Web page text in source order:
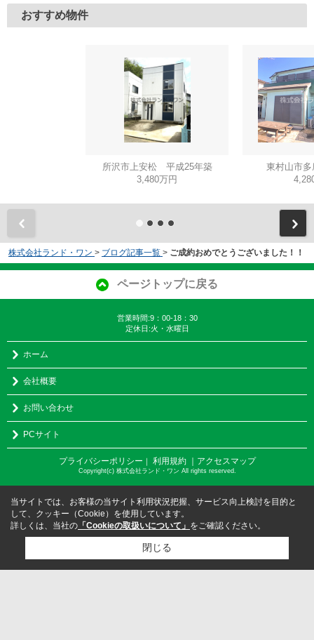
おすすめ物件
所沢市上安松 平成25年築
3,480万円
東村山市
株式会社ランド・ワン > ブログ記事一覧 > ご成約おめでとうございました！！
ページトップに戻る
営業時間:9：00-18：30
定休日:火・水曜日
ホーム
会社概要
お問い合わせ
PCサイト
プライバシーポリシー 利用規約 ｜アクセスマップ
Copyright(c) 株式会社ランド・ワン All rights reserved.
当サイトでは、お客様の当サイト利用状況把握、サービス向上検討を目的と
して、クッキー（Cookie）を使用しています。
詳しくは、当社の 「Cookieの取扱いについて」 をご確認ください。
閉じる